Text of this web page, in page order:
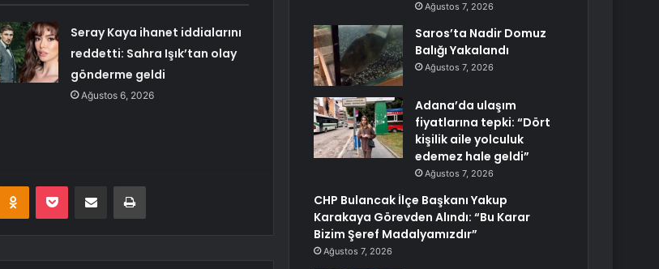
Seray Kaya ihanet iddialarını
reddetti: Sahra Işık’tan olay
gönderme geldi
Ağustos 6, 2026
Odnoklassniki
Pocket E-Posta ile paylaş Yazdır
Ağustos 7, 2026
Saros’ta Nadir Domuz
Balığı Yakalandı
Ağustos 7, 2026
Adana’da ulaşım
fiyatlarına tepki: “Dört
kişilik aile yolculuk
edemez hale geldi”
Ağustos 7, 2026
CHP Bulancak İlçe Başkanı Yakup
Karakaya Görevden Alındı: “Bu Karar
Bizim Şeref Madalyamızdır”
Ağustos 7, 2026